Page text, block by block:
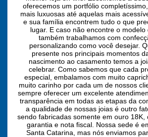
oferecemos um portfólio
mais luxuosas até aquelas mais
e sua família encontrem tudo o que
lugar. E caso não encontre o modelo
também trabalhamos com
personalizando como você desejar.
presente nos principais momentos
nascimento ao casamento temos a
celebrar. Como sabemos que cada
especial, embalamos com muito
muito carinho por cada um de nossos
sempre oferecer um excelente
transparência em todas as etapas da
a qualidade de nossas joias é outro
sendo fabricadas somente em ouro 18K,
garantia e nota fiscal. Nossa sede é
Santa Catarina, mas nós enviamos